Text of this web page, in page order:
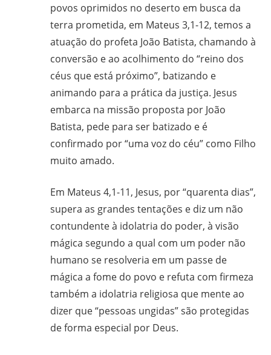
www.gilvander.org.br
www.freigilvander.blogspot.com.br
www.twitter.com/gilvanderluis
facebook:
Gilvander
Moreira
povos oprimidos no deserto em busca da
terra prometida, em Mateus 3,1-12, temos a
atuação do profeta João Batista, chamando à
conversão e ao acolhimento do “reino dos
céus que está próximo”, batizando e
animando para a prática da justiça. Jesus
embarca na missão proposta por João
Batista, pede para ser batizado e é
confirmado por “uma voz do céu” como Filho
muito amado.
Em Mateus 4,1-11, Jesus, por “quarenta dias”,
supera as grandes tentações e diz um não
contundente à idolatria do poder, à visão
mágica segundo a qual com um poder não
humano se resolveria em um passe de
mágica a fome do povo e refuta com firmeza
também a idolatria religiosa que mente ao
dizer que “pessoas ungidas” são protegidas
de forma especial por Deus.